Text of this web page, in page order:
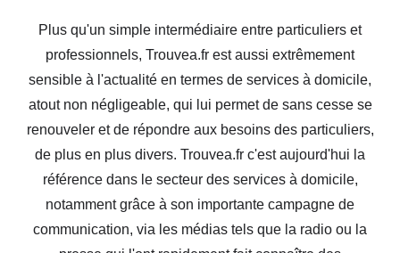
Plus qu'un simple intermédiaire entre particuliers et
professionnels, Trouvea.fr est aussi extrêmement
sensible à l'actualité en termes de services à domicile,
atout non négligeable, qui lui permet de sans cesse se
renouveler et de répondre aux besoins des particuliers,
de plus en plus divers. Trouvea.fr c'est aujourd'hui la
référence dans le secteur des services à domicile,
notamment grâce à son importante campagne de
communication, via les médias tels que la radio ou la